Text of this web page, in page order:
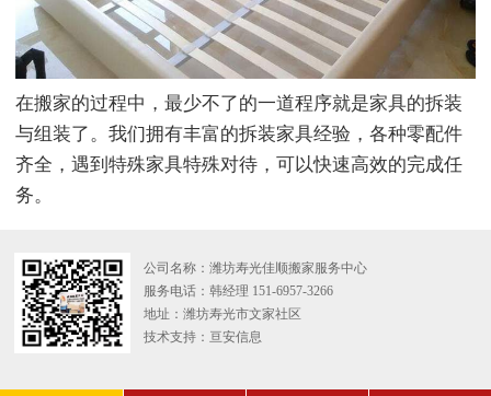
在搬家的过程中，最少不了的一道程序就是家具的拆装
与组装了。我们拥有丰富的拆装家具经验，各种零配件
齐全，遇到特殊家具特殊对待，可以快速高效的完成任
务。
公司名称：潍坊寿光佳顺搬家服务中心
服务电话：韩经理 151-6957-3266
地址：潍坊寿光市文家社区
技术支持： 亘安信息